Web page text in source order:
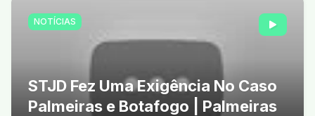
NOTÍCIAS
STJD Fez Uma Exigência No Caso
Palmeiras e Botafogo | Palmeiras